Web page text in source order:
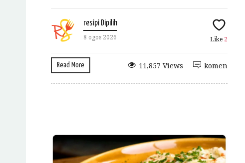
resipi Dipilih
8 ogos 2026 Like 2
Read More komen
11,857 Views